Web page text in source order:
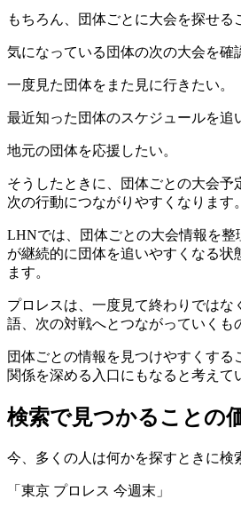
もちろん、団体ごとに大会を探せる
気になっている団体の次の大会を確
一度見た団体をまた見に行きたい。
最近知った団体のスケジュールを追
地元の団体を応援したい。
そうしたときに、団体ごとの大会予
次の行動につながりやすくなります。
LHNでは、団体ごとの大会情報を整
が継続的に団体を追いやすくなる状
ます。
プロレスは、一度見て終わりではな
語、次の対戦へとつながっていくも
団体ごとの情報を見つけやすくする
関係を深める入口にもなると考えて
検索で見つかることの
今、多くの人は何かを探すときに検
「東京 プロレス 今週末」